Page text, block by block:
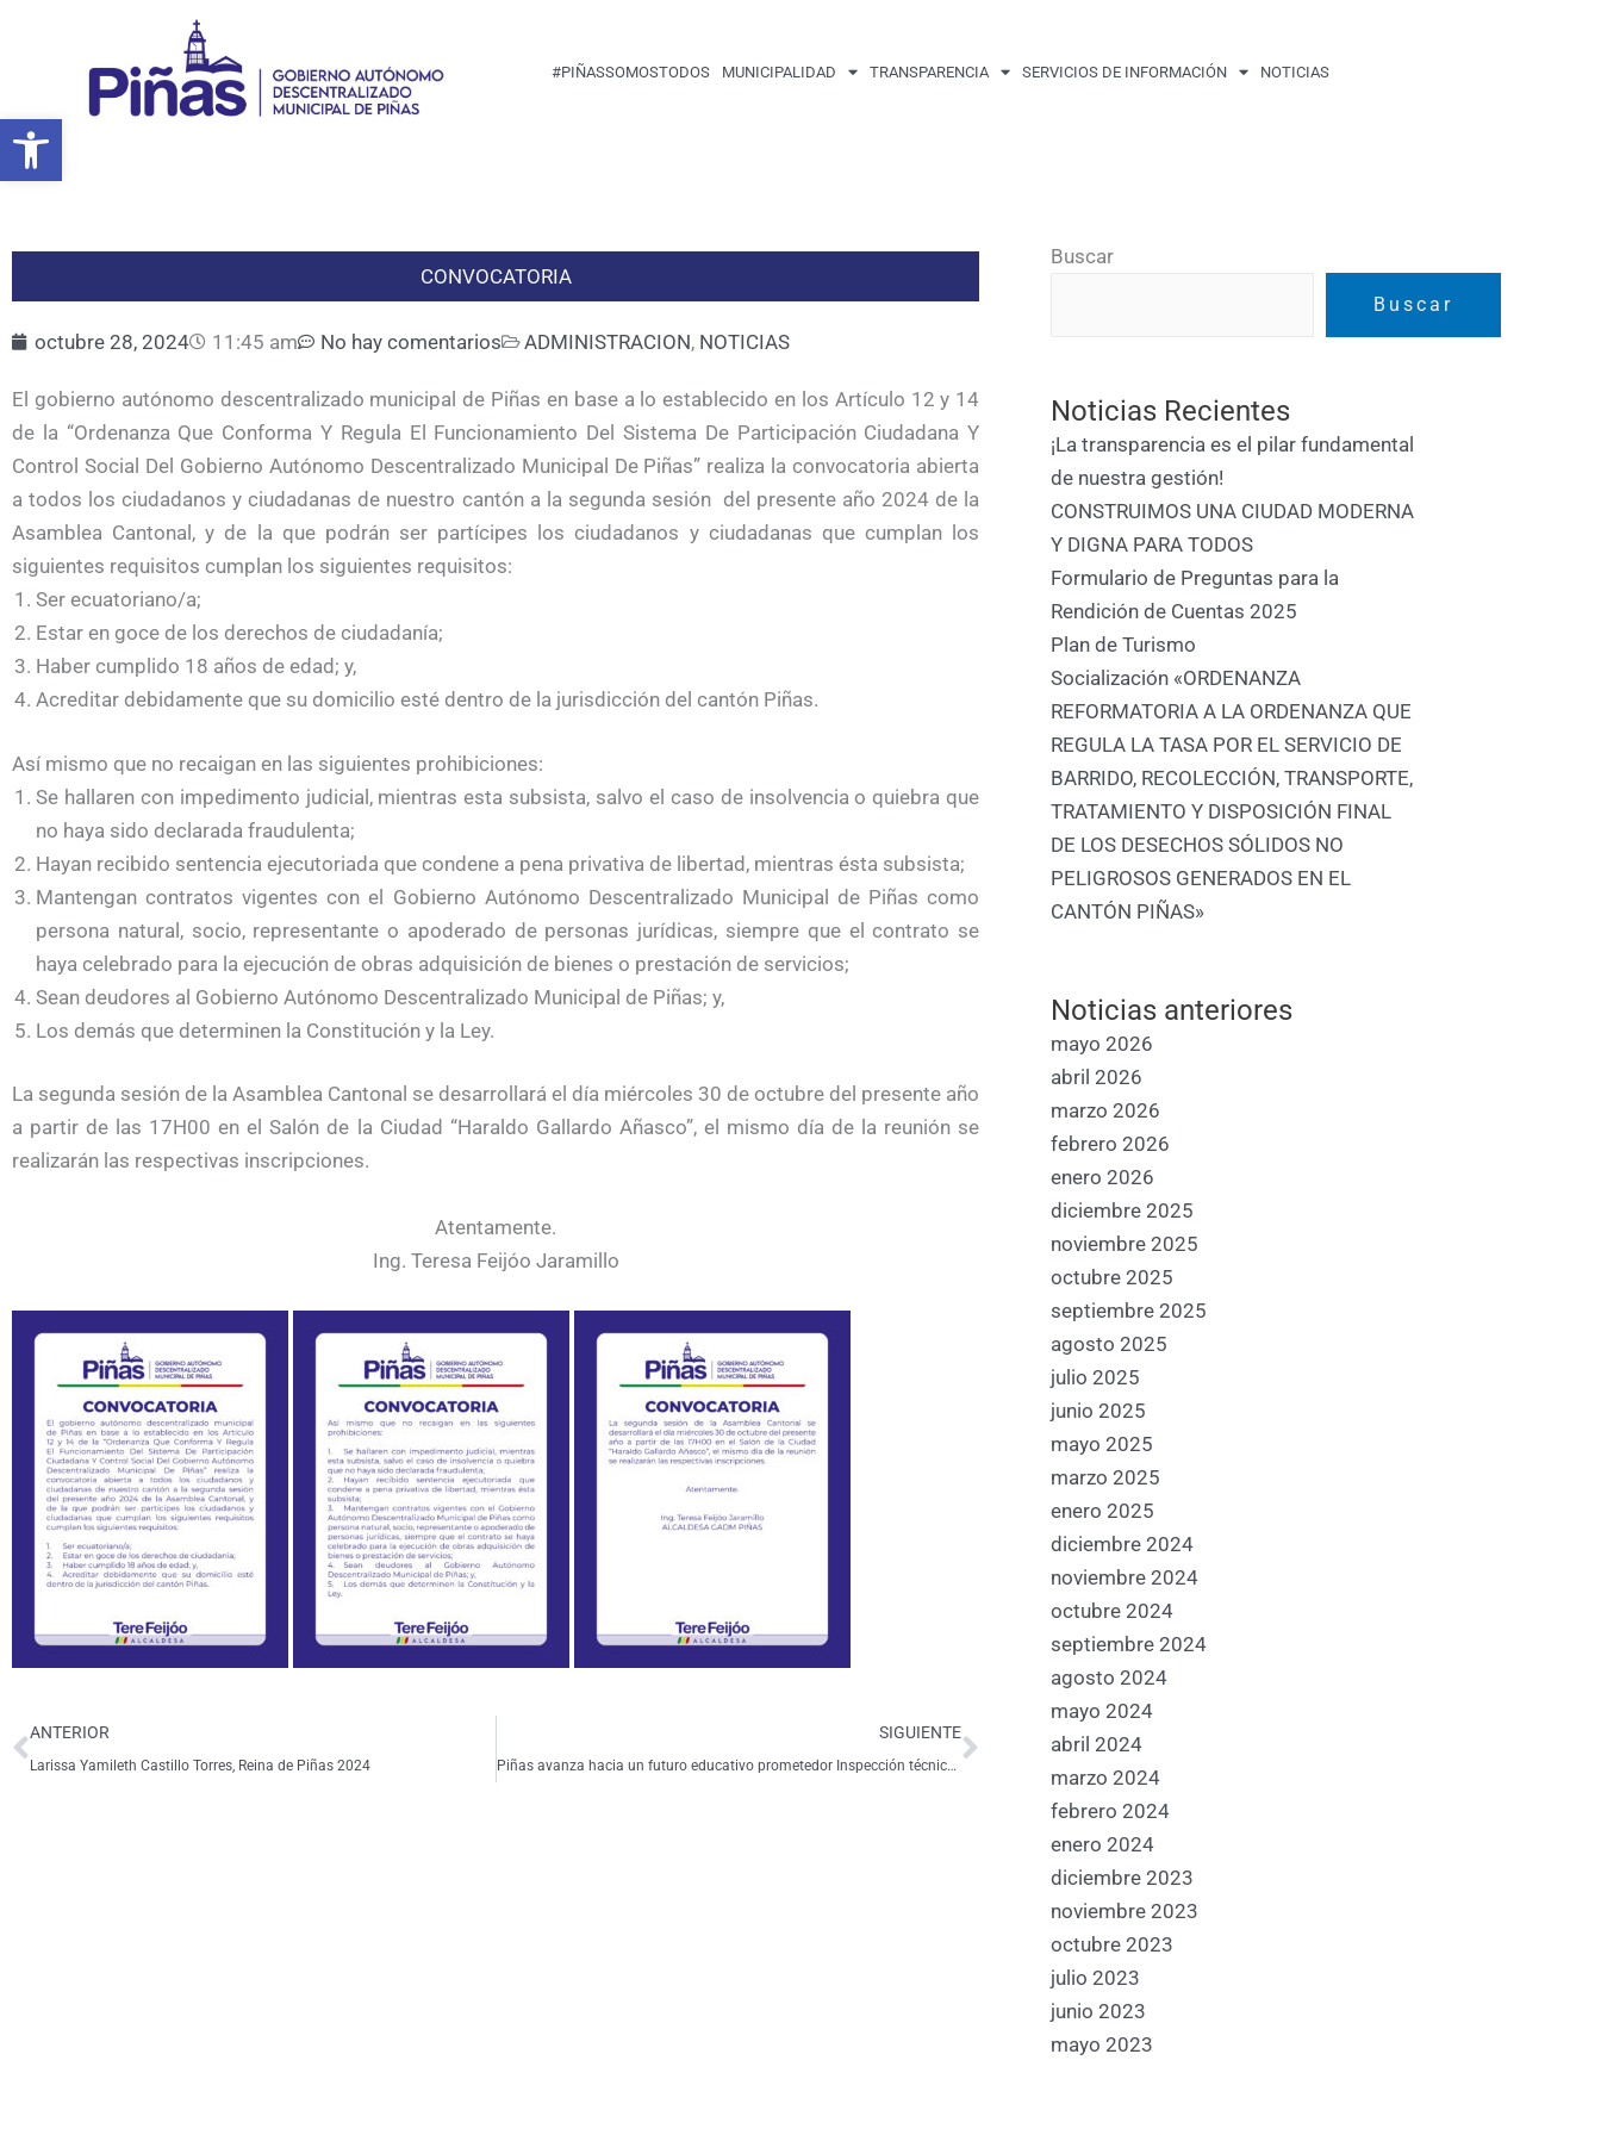
Abrir barra de herramientas
#PIÑASSOMOSTODOS MUNICIPALIDAD TRANSPARENCIA SERVICIOS DE INFORMACIÓN NOTICIAS
CONVOCATORIA
octubre 28, 2024 11:45 am No hay comentarios ADMINISTRACION, NOTICIAS
El gobierno autónomo descentralizado municipal de Piñas en base a lo establecido en los Artículo 12 y 14
de la “Ordenanza Que Conforma Y Regula El Funcionamiento Del Sistema De Participación Ciudadana Y
Control Social Del Gobierno Autónomo Descentralizado Municipal De Piñas” realiza la convocatoria abierta
a todos los ciudadanos y ciudadanas de nuestro cantón a la segunda sesión del presente año 2024 de la
Asamblea Cantonal, y de la que podrán ser partícipes los ciudadanos y ciudadanas que cumplan los
siguientes requisitos cumplan los siguientes requisitos:
Ser ecuatoriano/a;
Estar en goce de los derechos de ciudadanía;
Haber cumplido 18 años de edad; y,
Acreditar debidamente que su domicilio esté dentro de la jurisdicción del cantón Piñas.
Así mismo que no recaigan en las siguientes prohibiciones:
Se hallaren con impedimento judicial, mientras esta subsista, salvo el caso de insolvencia o quiebra que
no haya sido declarada fraudulenta;
Hayan recibido sentencia ejecutoriada que condene a pena privativa de libertad, mientras ésta subsista;
Mantengan contratos vigentes con el Gobierno Autónomo Descentralizado Municipal de Piñas como
persona natural, socio, representante o apoderado de personas jurídicas, siempre que el contrato se
haya celebrado para la ejecución de obras adquisición de bienes o prestación de servicios;
Sean deudores al Gobierno Autónomo Descentralizado Municipal de Piñas; y,
Los demás que determinen la Constitución y la Ley.
La segunda sesión de la Asamblea Cantonal se desarrollará el día miércoles 30 de octubre del presente año
a partir de las 17H00 en el Salón de la Ciudad “Haraldo Gallardo Añasco”, el mismo día de la reunión se
realizarán las respectivas inscripciones.
Atentamente.
Ing. Teresa Feijóo Jaramillo
ANTERIOR
Larissa Yamileth Castillo Torres, Reina de Piñas 2024
SIGUIENTE
Piñas avanza hacia un futuro educativo prometedor Inspección técnica de las instalaciones donde funcionara el Campus Universitario
Siguiente
Buscar
Buscar
Noticias Recientes
¡La transparencia es el pilar fundamental
de nuestra gestión!
CONSTRUIMOS UNA CIUDAD MODERNA
Y DIGNA PARA TODOS
Formulario de Preguntas para la
Rendición de Cuentas 2025
Plan de Turismo
Socialización «ORDENANZA
REFORMATORIA A LA ORDENANZA QUE
REGULA LA TASA POR EL SERVICIO DE
BARRIDO, RECOLECCIÓN, TRANSPORTE,
TRATAMIENTO Y DISPOSICIÓN FINAL
DE LOS DESECHOS SÓLIDOS NO
PELIGROSOS GENERADOS EN EL
CANTÓN PIÑAS»
Noticias anteriores
mayo 2026
abril 2026
marzo 2026
febrero 2026
enero 2026
diciembre 2025
noviembre 2025
octubre 2025
septiembre 2025
agosto 2025
julio 2025
junio 2025
mayo 2025
marzo 2025
enero 2025
diciembre 2024
noviembre 2024
octubre 2024
septiembre 2024
agosto 2024
mayo 2024
abril 2024
marzo 2024
febrero 2024
enero 2024
diciembre 2023
noviembre 2023
octubre 2023
julio 2023
junio 2023
mayo 2023